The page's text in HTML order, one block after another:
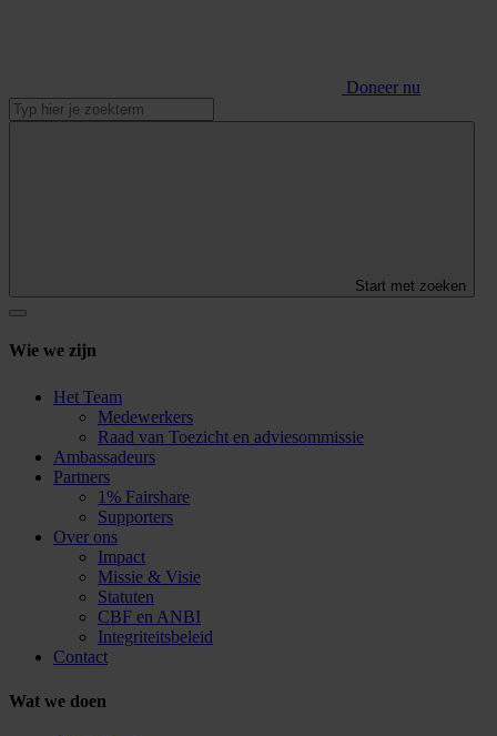
Doneer nu
Start met zoeken
Wie we zijn
Het Team
Medewerkers
Raad van Toezicht en adviesommissie
Ambassadeurs
Partners
1% Fairshare
Supporters
Over ons
Impact
Missie & Visie
Statuten
CBF en ANBI
Integriteitsbeleid
Contact
Wat we doen